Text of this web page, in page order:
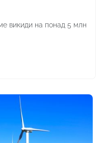
викиди на понад 5 млн